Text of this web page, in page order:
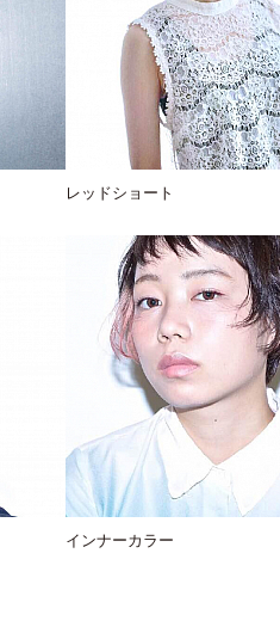
レッドショート
インナーカラー